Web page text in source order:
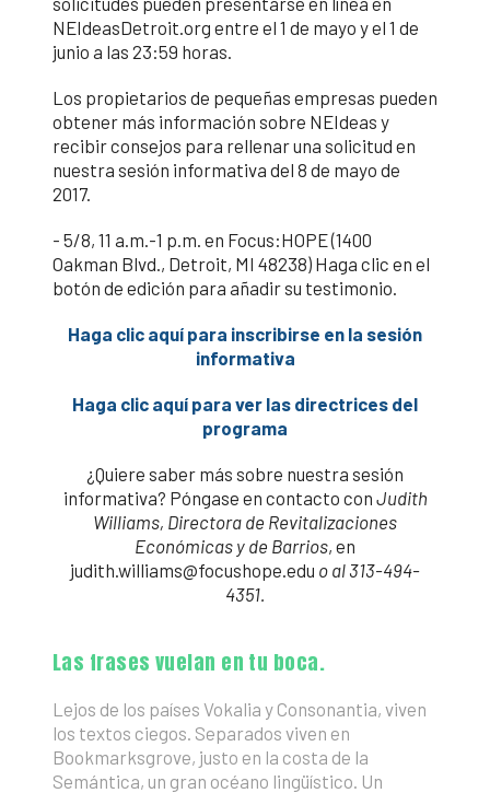
NEIdeasDetroit.org entre el 1 de mayo y el 1 de
junio a las 23:59 horas.
Los propietarios de pequeñas empresas pueden
obtener más información sobre NEIdeas y
recibir consejos para rellenar una solicitud en
nuestra sesión informativa del 8 de mayo de
2017.
- 5/8, 11 a.m.-1 p.m. en Focus:HOPE (1400
Oakman Blvd., Detroit, MI 48238) Haga clic en el
botón de edición para añadir su testimonio.
Haga clic aquí para inscribirse en la sesión
informativa
Haga clic aquí para ver las directrices del
programa
¿Quiere saber más sobre nuestra sesión
informativa? Póngase en contacto con Judith
Williams, Directora de Revitalizaciones
Económicas y de Barrios, en
judith.williams@focushope.edu o al 313-494-
4351.
Las frases vuelan en tu boca.
Lejos de los países Vokalia y Consonantia, viven
los textos ciegos. Separados viven en
Bookmarksgrove, justo en la costa de la
Semántica, un gran océano lingüístico. Un